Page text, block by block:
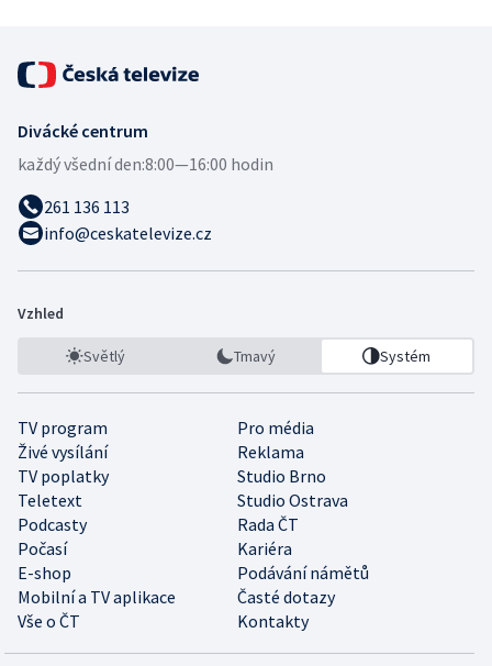
Divácké centrum
každý všední den:8:00—16:00 hodin
261 136 113
info@ceskatelevize.cz
Vzhled
Světlý Tmavý Systém
TV program
Pro média
Živé vysílání
Reklama
TV poplatky
Studio Brno
Teletext
Studio Ostrava
Podcasty
Rada ČT
Počasí
Kariéra
E-shop
Podávání námětů
Mobilní a TV aplikace
Časté dotazy
Vše o ČT
Kontakty